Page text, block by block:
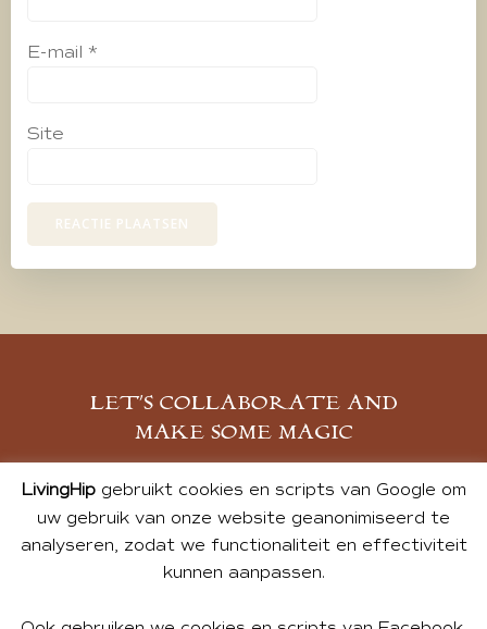
E-mail *
Site
LET’S COLLABORATE AND
MAKE SOME MAGIC
MELD JE AAN
LivingHipgebruikt cookies en scripts van Google om
uw gebruik van onze website geanonimiseerd te
analyseren, zodat we functionaliteit en effectiviteit
kunnen aanpassen.